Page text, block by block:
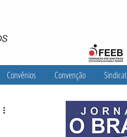
Convênios Convenção